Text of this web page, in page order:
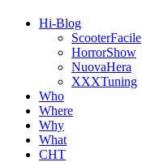
Hi-Blog
ScooterFacile
HorrorShow
NuovaHera
XXXTuning
Who
Where
Why
What
CHT